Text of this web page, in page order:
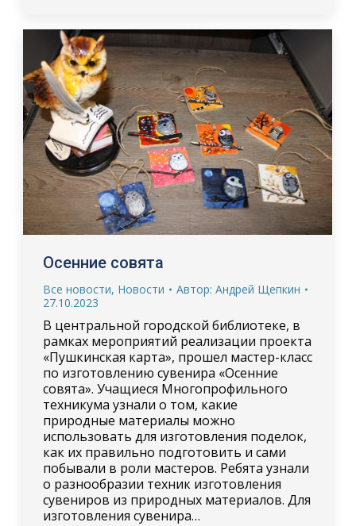
Осенние совята
Все новости, Новости Автор: Андрей Щепкин
27.10.2023
В центральной городской библиотеке, в
рамках мероприятий реализации проекта
«Пушкинская карта», прошел мастер-класс
по изготовлению сувенира «Осенние
совята». Учащиеся Многопрофильного
техникума узнали о том, какие
природные материалы можно
использовать для изготовления поделок,
как их правильно подготовить и сами
побывали в роли мастеров. Ребята узнали
о разнообразии техник изготовления
сувениров из природных материалов. Для
изготовления сувенира…